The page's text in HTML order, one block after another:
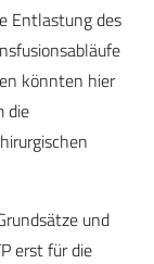
Entlastung des
könnten hier
die
und
erst für die